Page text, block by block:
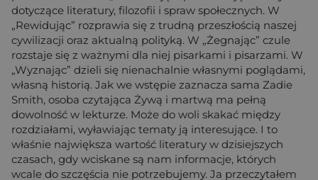
dotyczące literatury, filozofii i spraw społecznych. W
„Rewidując” rozprawia się z trudną przeszłością naszej
cywilizacji oraz aktualną polityką. W „Żegnając” czule
rozstaje się z ważnymi dla niej pisarkami i pisarzami. W
„Wyznając” dzieli się nienachalnie własnymi poglądami,
własną historią. Jak we wstępie zaznacza sama Zadie
Smith, osoba czytająca Żywą i martwą ma pełną
dowolność w lekturze. Może do woli skakać między
rozdziałami, wyławiając tematy ją interesujące. I to
właśnie największa wartość literatury w dzisiejszych
czasach, gdy wciskane są nam informacje, których
wcale do szczęścia nie potrzebujemy. Ja przeczytałem